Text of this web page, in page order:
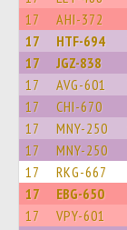
17 AHI-372
17 HTF-694
17 JGZ-838
17 AVG-601
17 CHI-670
17 MNY-250
17 MNY-250
17 RKG-667
17 EBG-650
17 VPY-601